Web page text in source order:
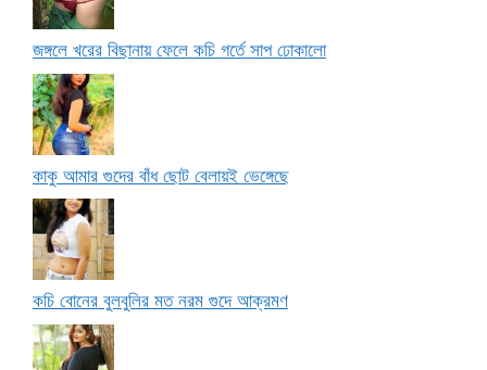
জঙ্গলে খরের বিছানায় ফেলে কচি গর্তে সাপ ঢোকালো
কাকু আমার গুদের বাঁধ ছোট বেলায়ই ভেঙ্গেছে
কচি বোনের বুলবুলির মত নরম গুদে আক্রমণ